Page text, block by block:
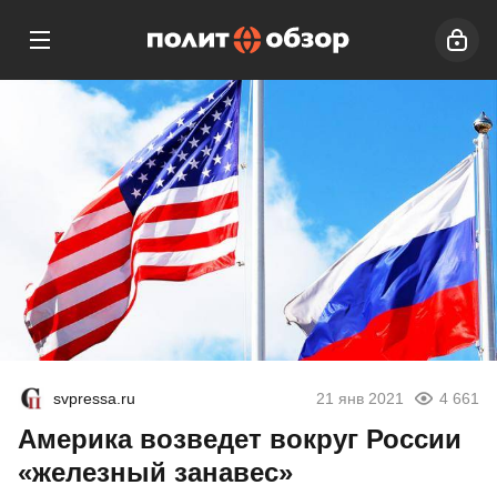
svpressa.ru 21 янв 2021 4 661
Америка возведет вокруг России
«железный занавес»